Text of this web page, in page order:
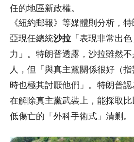
任的地區新政權。
《紐約郵報》等媒體則分析，
亞現任總統沙拉 「表現非常出
力」。特朗普透露，沙拉雖然
人，但「與真主黨關係很好（
時也極其討厭他們」。特朗普
在解除真主黨武裝上，能採取
低傷亡的「外科手術式」清剿。